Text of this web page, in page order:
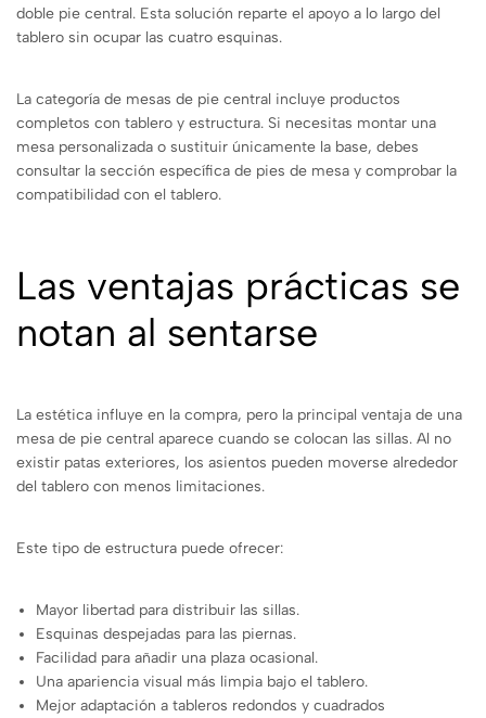
doble pie central. Esta solución reparte el apoyo a lo largo del
tablero sin ocupar las cuatro esquinas.
La categoría de mesas de pie central incluye productos
completos con tablero y estructura. Si necesitas montar una
mesa personalizada o sustituir únicamente la base, debes
consultar la sección específica de pies de mesa y comprobar la
compatibilidad con el tablero.
Las ventajas prácticas se
notan al sentarse
La estética influye en la compra, pero la principal ventaja de una
mesa de pie central aparece cuando se colocan las sillas. Al no
existir patas exteriores, los asientos pueden moverse alrededor
del tablero con menos limitaciones.
Este tipo de estructura puede ofrecer:
Mayor libertad para distribuir las sillas.
Esquinas despejadas para las piernas.
Facilidad para añadir una plaza ocasional.
Una apariencia visual más limpia bajo el tablero.
Mejor adaptación a tableros redondos y cuadrados